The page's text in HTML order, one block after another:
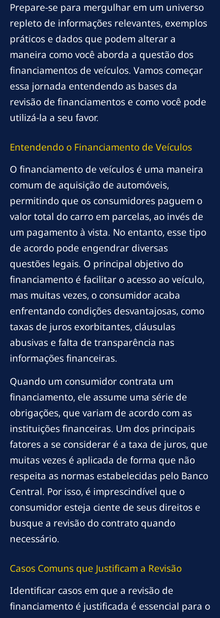
Prepare-se para mergulhar em um universo
repleto de informações relevantes, exemplos
práticos e dados que podem alterar a
maneira como você aborda a questão dos
financiamentos de veículos. Vamos começar
essa jornada entendendo as bases da
revisão de financiamentos e como você pode
utilizá-la a seu favor.
Entendendo o Financiamento de Veículos
O financiamento de veículos é uma maneira
comum de aquisição de automóveis,
permitindo que os consumidores paguem o
valor total do carro em parcelas, ao invés de
um pagamento à vista. No entanto, esse tipo
de acordo pode engendrar diversas
questões legais. O principal objetivo do
financiamento é facilitar o acesso ao veículo,
mas muitas vezes, o consumidor acaba
enfrentando condições desvantajosas, como
taxas de juros exorbitantes, cláusulas
abusivas e falta de transparência nas
informações financeiras.
Quando um consumidor contrata um
financiamento, ele assume uma série de
obrigações, que variam de acordo com as
instituições financeiras. Um dos principais
fatores a se considerar é a taxa de juros, que
muitas vezes é aplicada de forma que não
respeita as normas estabelecidas pelo Banco
Central. Por isso, é imprescindível que o
consumidor esteja ciente de seus direitos e
busque a revisão do contrato quando
necessário.
Casos Comuns que Justificam a Revisão
Identificar casos em que a revisão de
financiamento é justificada é essencial para o